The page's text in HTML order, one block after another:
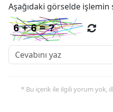
Aşağıdaki görselde işlemin
* Bu içerik ile ilgili yorum yok,